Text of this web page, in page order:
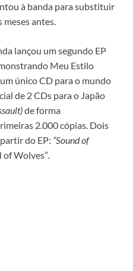
à banda para substituir
meses antes.
lançou um segundo EP
Meu Estilo
único CD para o mundo
de 2 CDs para o Japão
de forma
2.000 cópias. Dois
do EP: “Sound of
of Wolves”.